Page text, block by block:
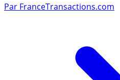
Par FranceTransactions.com